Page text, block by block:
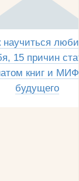
научиться
15 причин
книг и
будущего